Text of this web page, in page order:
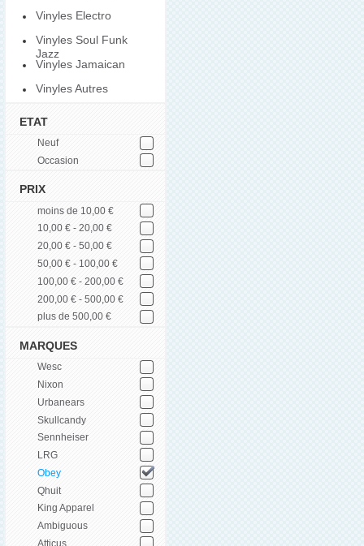
Vinyles Electro
Vinyles Soul Funk
Jazz
Vinyles Jamaican
Vinyles Autres
ETAT
Neuf
Occasion
PRIX
moins de 10,00 €
10,00 € - 20,00 €
20,00 € - 50,00 €
50,00 € - 100,00 €
100,00 € - 200,00 €
200,00 € - 500,00 €
plus de 500,00 €
MARQUES
Wesc
Nixon
Urbanears
Skullcandy
Sennheiser
LRG
Obey
Qhuit
King Apparel
Ambiguous
Atticus